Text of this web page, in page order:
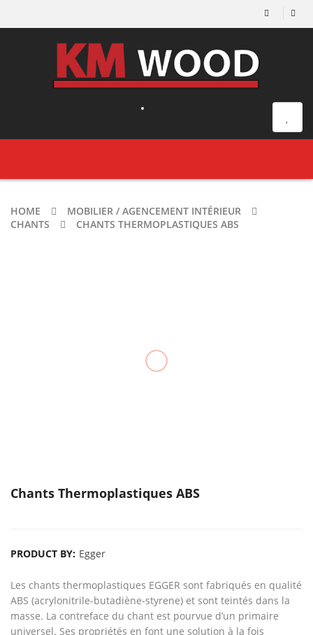
HOME
MOBILIER / AGENCEMENT INTÉRIEUR
CHANTS
CHANTS THERMOPLASTIQUES ABS
Chants Thermoplastiques ABS
PRODUCT BY: Egger
Les chants thermoplastiques EGGER sont fabriqués en qualité
ABS (acrylonitrile-butadiène-styrene) et sont teintés dans la
masse. La contreface du chant est pourvue d’un primaire
universel. Ses propriétés en font une solution à la fois